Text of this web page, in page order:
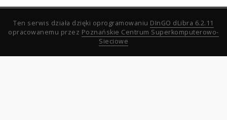
Ten serwis działa dzięki oprogramowaniu DInGO dLibra 6.2.11
opracowanemu przez Poznańskie Centrum Superkomputerowo-
Sieciowe